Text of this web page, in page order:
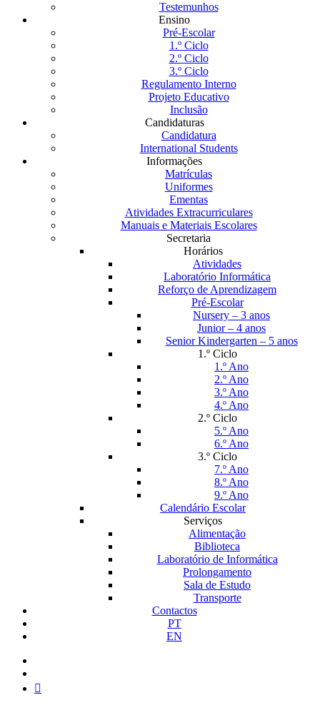
Testemunhos
Ensino
Pré-Escolar
1.º Ciclo
2.º Ciclo
3.º Ciclo
Regulamento Interno
Projeto Educativo
Inclusão
Candidaturas
Candidatura
International Students
Informações
Matrículas
Uniformes
Ementas
Atividades Extracurriculares
Manuais e Materiais Escolares
Secretaria
Horários
Atividades
Laboratório Informática
Reforço de Aprendizagem
Pré-Escolar
Nursery – 3 anos
Junior – 4 anos
Senior Kindergarten – 5 anos
1.º Ciclo
1.º Ano
2.º Ano
3.º Ano
4.º Ano
2.º Ciclo
5.º Ano
6.º Ano
3.º Ciclo
7.º Ano
8.º Ano
9.º Ano
Calendário Escolar
Serviços
Alimentação
Biblioteca
Laboratório de Informática
Prolongamento
Sala de Estudo
Transporte
Contactos
PT
EN
medium